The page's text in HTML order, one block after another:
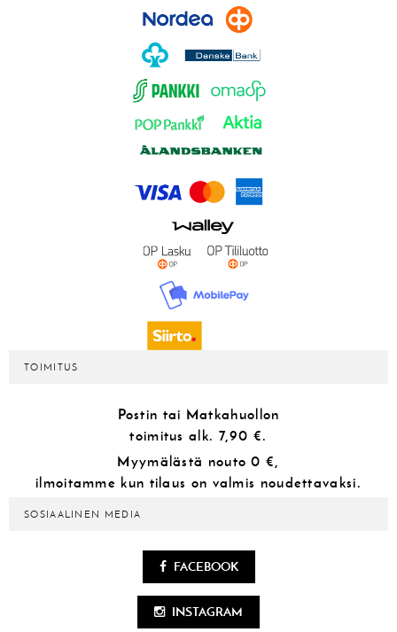
TOIMITUS
Postin tai Matkahuollon
toimitus alk. 7,90 €.
Myymälästä nouto 0 €,
ilmoitamme kun tilaus on valmis noudettavaksi.
SOSIAALINEN MEDIA
FACEBOOK
INSTAGRAM